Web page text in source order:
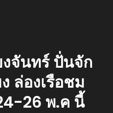
งจันทร์ ปั่นจัก
ล่องเรือชม
26 พ.ค นี้